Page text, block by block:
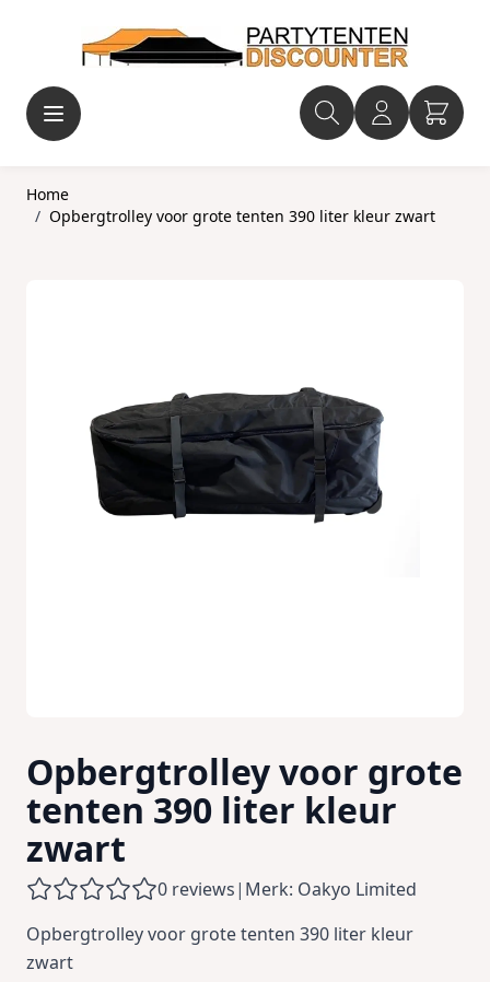
Home
/ Opbergtrolley voor grote tenten 390 liter kleur zwart
Opbergtrolley voor grote
tenten 390 liter kleur
zwart
0 reviews| Merk: Oakyo Limited
Opbergtrolley voor grote tenten 390 liter kleur
zwart